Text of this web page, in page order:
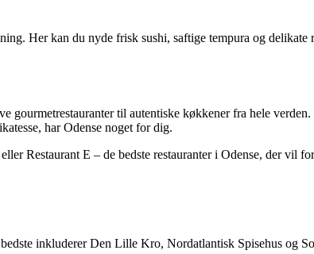
Her kan du nyde frisk sushi, saftige tempura og
gourmetrestauranter til autentiske køkkener fra hele
har Odense noget for dig.
Restaurant E – de bedste restauranter i Odense, der vil
inkluderer Den Lille Kro, Nordatlantisk Spisehus og